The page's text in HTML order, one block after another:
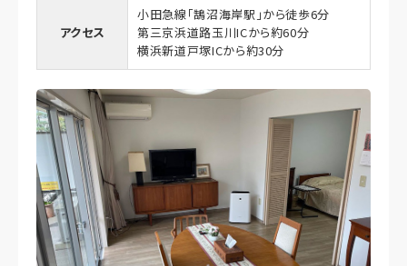
アクセス
小田急線「鵠沼海岸駅」から徒歩6分
第三京浜道路玉川ICから約60分
横浜新道戸塚ICから約30分